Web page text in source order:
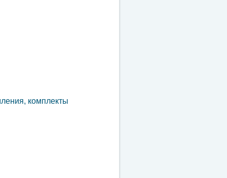
комплекты